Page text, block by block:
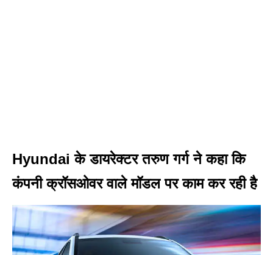
Hyundai के डायरेक्टर तरुण गर्ग ने कहा कि
कंपनी क्रॉसओवर वाले मॉडल पर काम कर रही है